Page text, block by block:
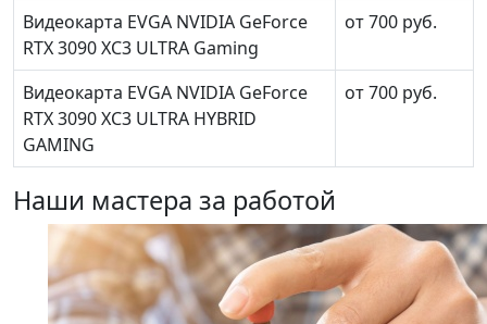
Видеокарта EVGA NVIDIA GeForce
RTX 3090 XC3 ULTRA Gaming
от 700 руб.
Видеокарта EVGA NVIDIA GeForce
RTX 3090 XC3 ULTRA HYBRID
GAMING
от 700 руб.
Наши мастера за работой